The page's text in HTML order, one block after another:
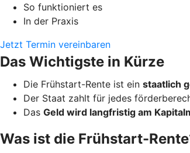
So funktioniert es
In der Praxis
Jetzt Termin vereinbaren
Das Wichtigste in Kürze
Die Frühstart-Rente ist ein staatlich
Der Staat zahlt für jedes
Das Geld wird langfristig am
Was ist die Frühstart-